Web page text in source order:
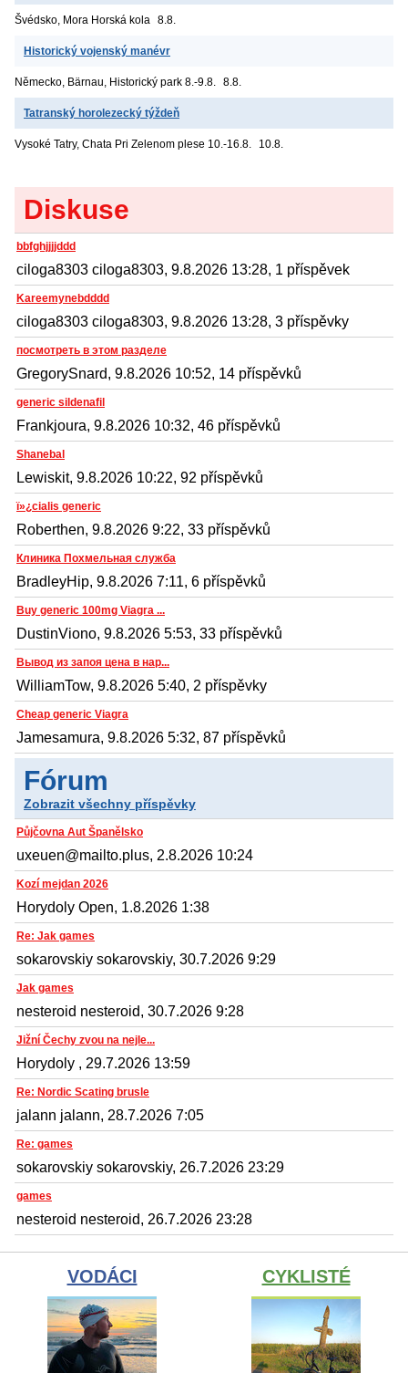
Švédsko, Mora Horská kola 8.8.
Historický vojenský manévr
Německo, Bärnau, Historický park 8.-9.8. 8.8.
Tatranský horolezecký týždeň
Vysoké Tatry, Chata Pri Zelenom plese 10.-16.8. 10.8.
Diskuse
bbfghjjjjddd
ciloga8303 ciloga8303, 9.8.2026 13:28, 1 příspěvek
Kareemynebdddd
ciloga8303 ciloga8303, 9.8.2026 13:28, 3 příspěvky
посмотреть в этом разделе
GregorySnard, 9.8.2026 10:52, 14 příspěvků
generic sildenafil
Frankjoura, 9.8.2026 10:32, 46 příspěvků
Shanebal
Lewiskit, 9.8.2026 10:22, 92 příspěvků
ï»¿cialis generic
Roberthen, 9.8.2026 9:22, 33 příspěvků
Клиника Похмельная служба
BradleyHip, 9.8.2026 7:11, 6 příspěvků
Buy generic 100mg Viagra ...
DustinViono, 9.8.2026 5:53, 33 příspěvků
Вывод из запоя цена в нар...
WilliamTow, 9.8.2026 5:40, 2 příspěvky
Cheap generic Viagra
Jamesamura, 9.8.2026 5:32, 87 příspěvků
Fórum
Zobrazit všechny příspěvky
Půjčovna Aut Španělsko
uxeuen@mailto.plus, 2.8.2026 10:24
Kozí mejdan 2026
Horydoly Open, 1.8.2026 1:38
Re: Jak games
sokarovskiy sokarovskiy, 30.7.2026 9:29
Jak games
nesteroid nesteroid, 30.7.2026 9:28
Jižní Čechy zvou na nejle...
Horydoly , 29.7.2026 13:59
Re: Nordic Scating brusle
jalann jalann, 28.7.2026 7:05
Re: games
sokarovskiy sokarovskiy, 26.7.2026 23:29
games
nesteroid nesteroid, 26.7.2026 23:28
VODÁCI CYKLISTÉ